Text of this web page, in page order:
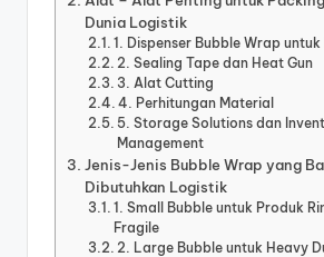
Dunia Logistik
1. Dispenser Bubble Wrap untuk
2. Sealing Tape dan Heat Gun
3. Alat Cutting
4. Perhitungan Material
5. Storage Solutions dan
Management
Jenis-Jenis Bubble Wrap yang
Dibutuhkan Logistik
1. Small Bubble untuk Produk
Fragile
2. Large Bubble untuk Heavy